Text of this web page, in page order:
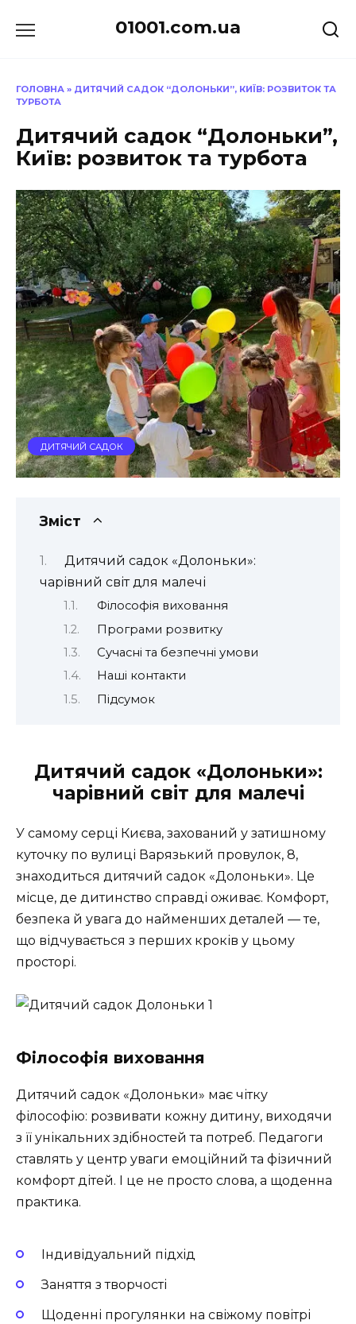
до
01001.com.ua
ГОЛОВНА » ДИТЯЧИЙ САДОК “ДОЛОНЬКИ”, КИЇВ: РОЗВИТОК ТА
ТУРБОТА
Дитячий садок “Долоньки”,
Київ: розвиток та турбота
ДИТЯЧИЙ САДОК
Зміст
Дитячий садок «Долоньки»:
чарівний світ для малечі
Філософія виховання
Програми розвитку
Сучасні та безпечні умови
Наші контакти
Підсумок
Дитячий садок «Долоньки»:
чарівний світ для малечі
У самому серці Києва, захований у затишному
куточку по вулиці Варязький провулок, 8,
знаходиться дитячий садок «Долоньки». Це
місце, де дитинство справді оживає. Комфорт,
безпека й увага до найменших деталей — те,
що відчувається з перших кроків у цьому
просторі.
Філософія виховання
Дитячий садок «Долоньки» має чітку
філософію: розвивати кожну дитину, виходячи
з її унікальних здібностей та потреб. Педагоги
ставлять у центр уваги емоційний та фізичний
комфорт дітей. І це не просто слова, а щоденна
практика.
Індивідуальний підхід
Заняття з творчості
Щоденні прогулянки на свіжому повітрі